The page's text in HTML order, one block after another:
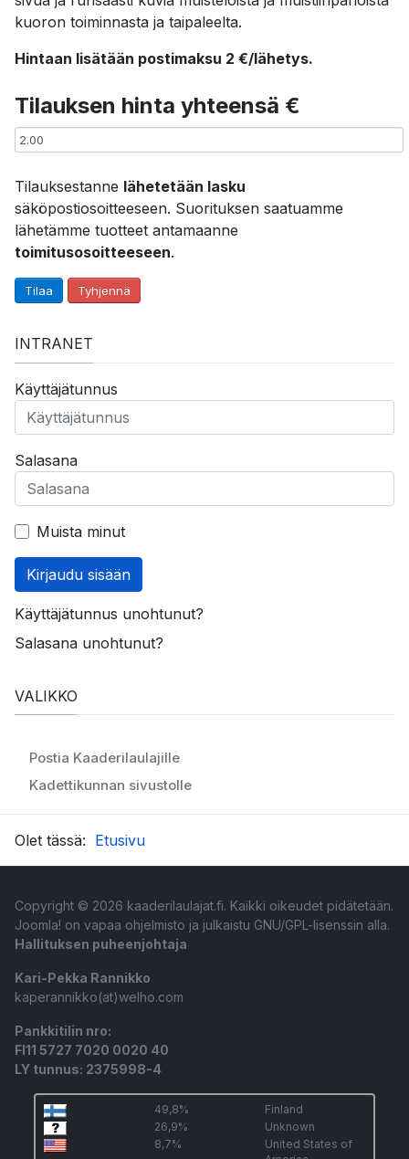
kuoron toiminnasta ja taipaleelta.
Hintaan lisätään postimaksu 2 €/lähetys.
Tilauksen hinta yhteensä €
Tilauksestanne lähetetään lasku
säköpostiosoitteeseen. Suorituksen saatuamme
lähetämme tuotteet antamaanne
toimitusosoitteeseen.
Tilaa Tyhjennä
INTRANET
Käyttäjätunnus
Salasana
Muista minut
Kirjaudu sisään
Käyttäjätunnus unohtunut?
Salasana unohtunut?
VALIKKO
Postia Kaaderilaulajille
Kadettikunnan sivustolle
Olet tässä: Etusivu
Copyright © 2026 kaaderilaulajat.fi. Kaikki oikeudet pidätetään.
Joomla! on vapaa ohjelmisto ja julkaistu GNU/GPL-lisenssin alla.
Hallituksen puheenjohtaja
Kari-Pekka Rannikko
kaperannikko(at)welho.com
Pankkitilin nro:
FI11 5727 7020 0020 40
LY tunnus: 2375998-4
49,8%
Finland
26,9%
Unknown
8,7%
United States of